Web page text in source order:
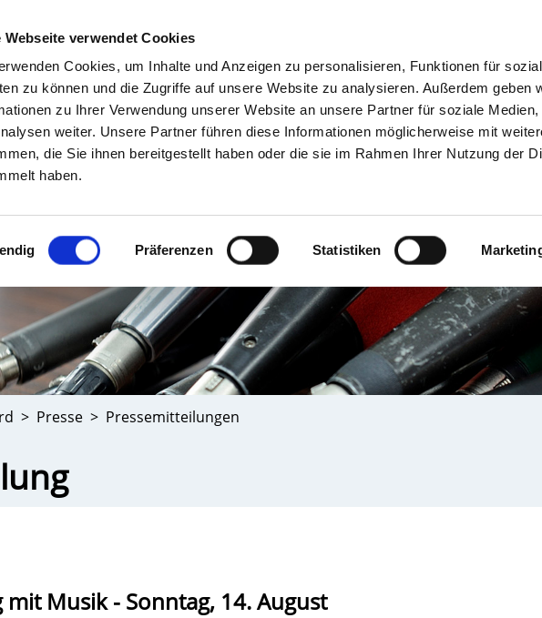
Webseite verwendet Cookies
Cookies, um Inhalte und Anzeigen zu personalisieren, Funktionen für
zu können und die Zugriffe auf unsere Website zu analysieren. Außerdem geben
zu Ihrer Verwendung unserer Website an unsere Partner für soziale Medien,
weiter. Unsere Partner führen diese Informationen möglicherweise mit
die Sie ihnen bereitgestellt haben oder die sie im Rahmen Ihrer Nutzung der
haben.
Präferenzen Statistiken
PATIENT & BESUCHER KRANKENHÄUSER & KLINIKEN KARRIERE
Presse Pressemitteilungen
Musik - Sonntag, 14. August